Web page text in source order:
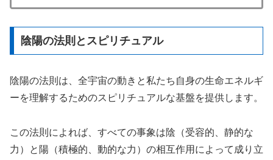
陰陽の法則とスピリチュアル
陰陽の法則は、全宇宙の動きと私たち自身の生命エネルギ
ーを理解するためのスピリチュアルな基盤を提供します。
この法則によれば、すべての事象は陰（受容的、静的な
力）と陽（積極的、動的な力）の相互作用によって成り立